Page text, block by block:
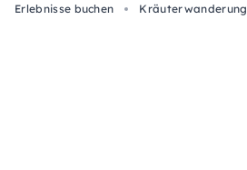
Erlebnisse buchen
Kräuterwanderung